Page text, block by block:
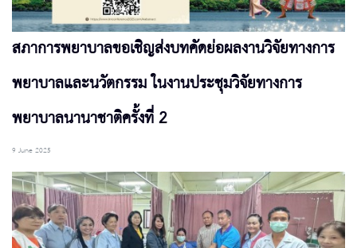
สภาการพยาบาลขอเชิญส่งบทคัดย่อผลงานวิจัยทางการ
พยาบาลและนวัตกรรม ในงานประชุมวิจัยทางการ
พยาบาลนานาชาติครั้งที่ 2
9 June 2025